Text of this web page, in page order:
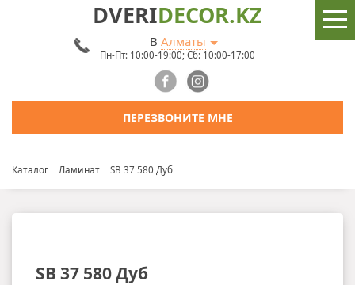
DVERIDECOR.KZ
В Алматы
Пн-Пт: 10:00-19:00; Сб: 10:00-17:00
ПЕРЕЗВОНИТЕ МНЕ
Каталог Ламинат SB 37 580 Дуб
SB 37 580 Дуб